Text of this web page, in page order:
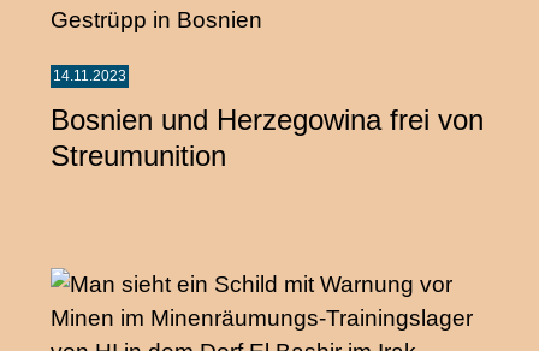
14.11.2023
Bosnien und Herzegowina frei von
Streumunition